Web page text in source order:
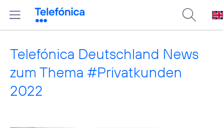
Telefónica Deutschland News
zum Thema #Privatkunden
2022